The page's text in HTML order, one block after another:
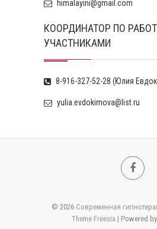
himalayini@gmail.com
КООРДИНАТОР ПО
УЧАСТНИКАМИ
8-916-327-52-28 (Юлия
yulia.evdokimova@list.ru
© 2026 Современная
Theme Freesia | Powered